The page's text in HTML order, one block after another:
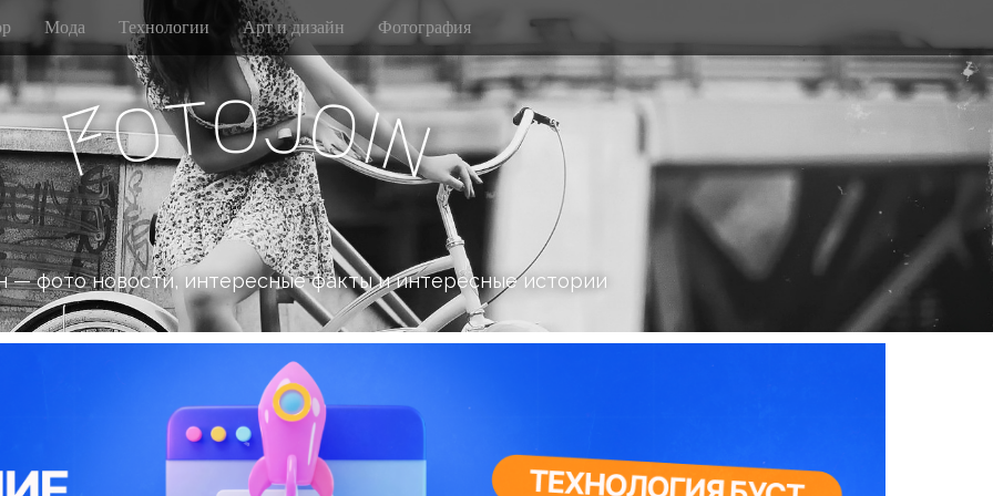
Мода Технологии Арт и дизайн Фотография
FotoJoi
n
— фото новости, интересные факты и интересные истории